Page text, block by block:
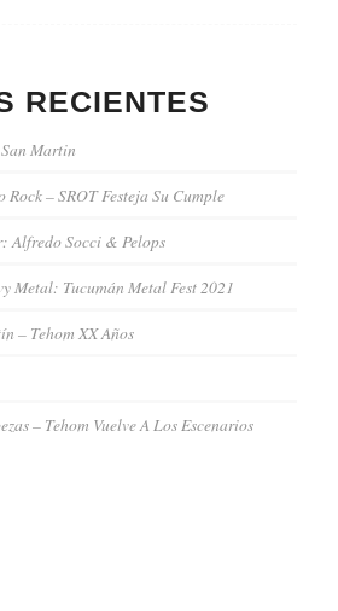
RECIENTES
Martin
– SROT Festeja Su Cumple
Alfredo Socci & Pelops
Metal: Tucumán Metal Fest 2021
– Tehom XX Años
– Tehom Vuelve A Los Escenarios